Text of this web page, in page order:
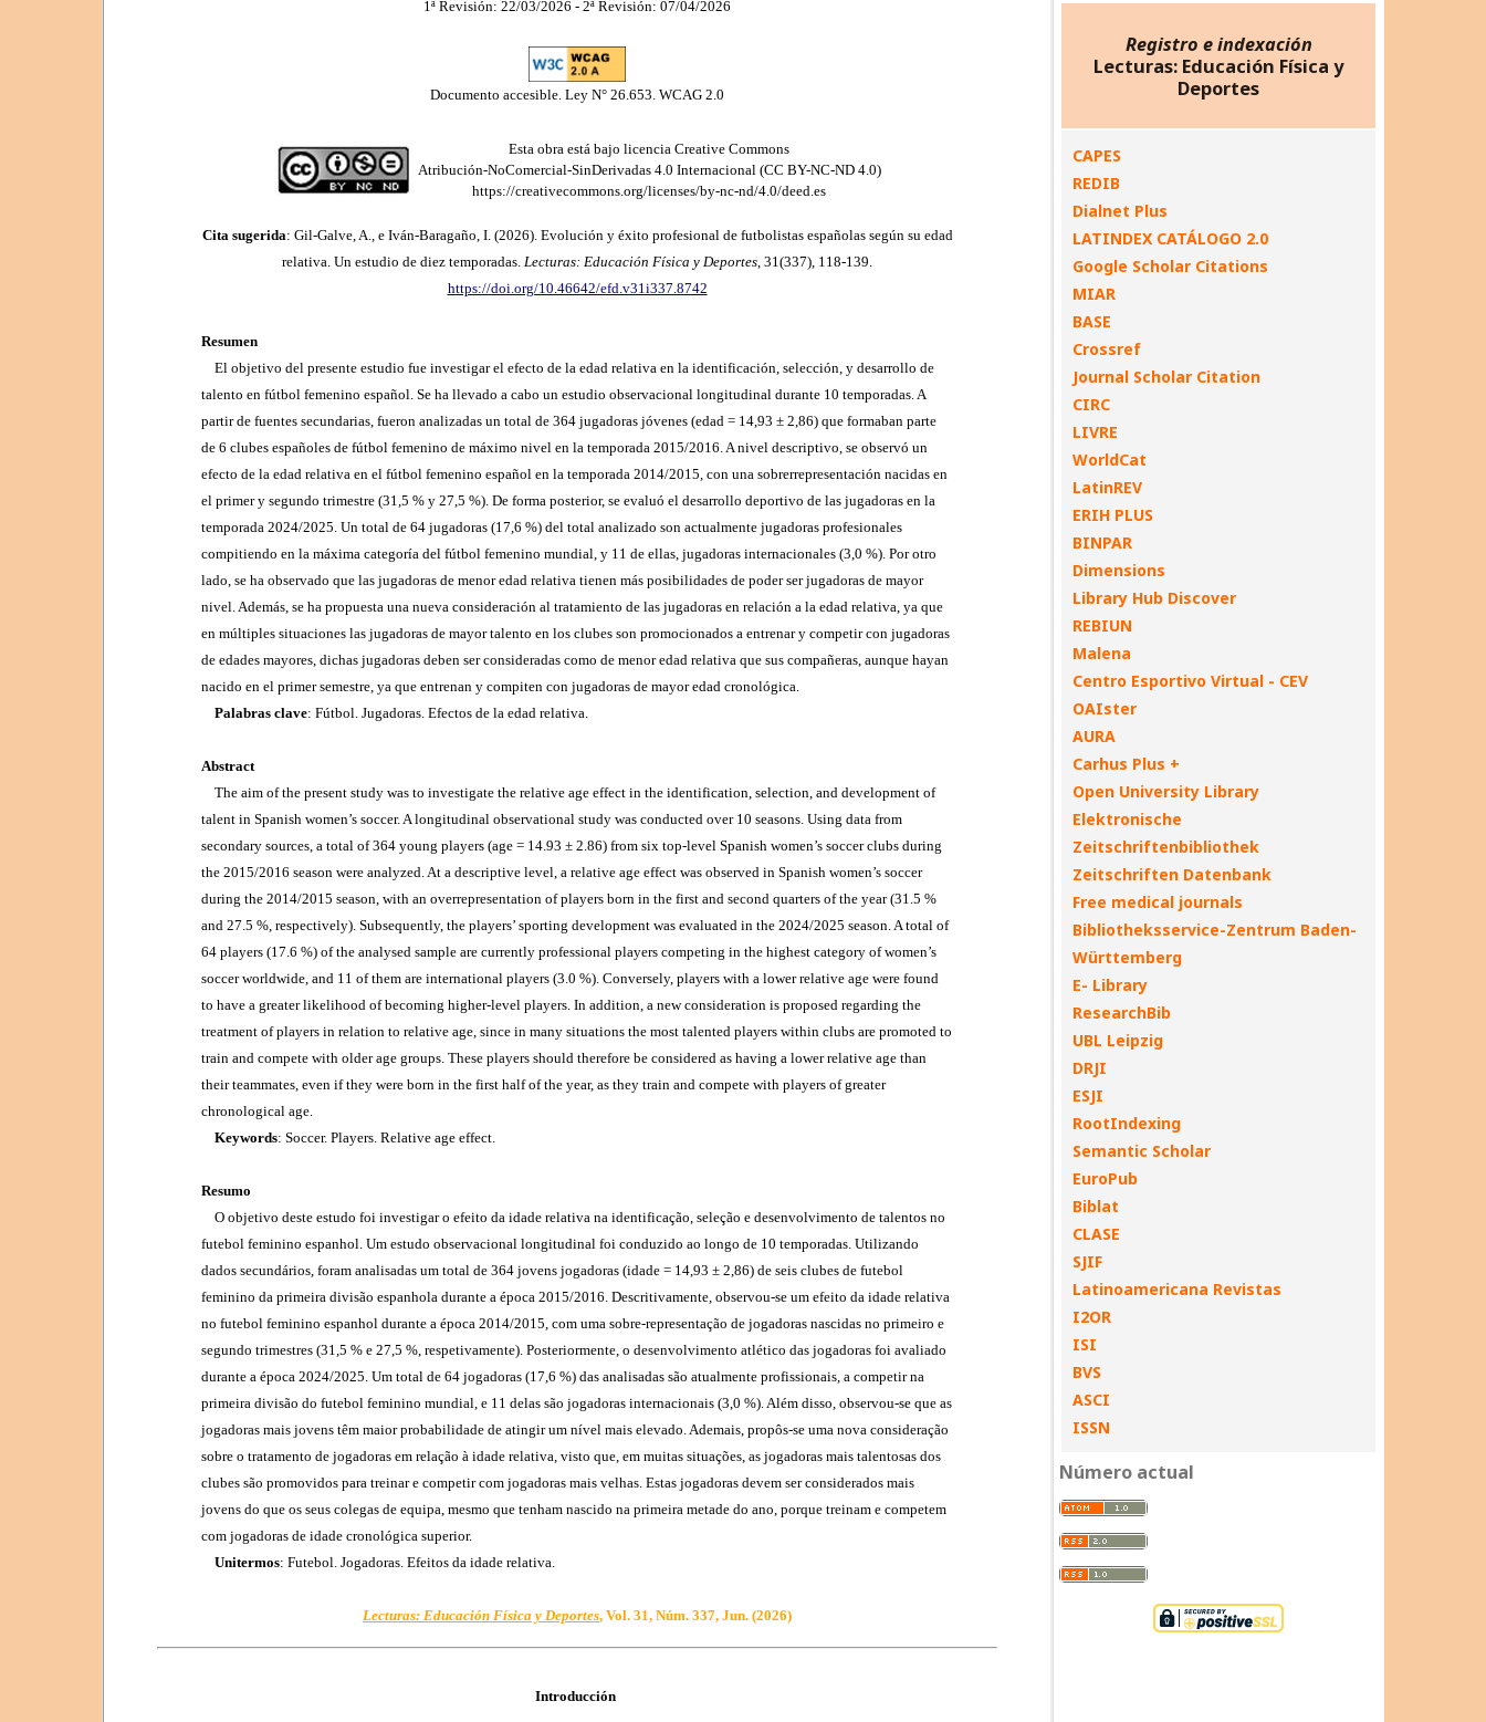
Registro e indexación
Lecturas: Educación Física y
Deportes
CAPES
REDIB
Dialnet Plus
LATINDEX CATÁLOGO 2.0
Google Scholar Citations
MIAR
BASE
Crossref
Journal Scholar Citation
CIRC
LIVRE
WorldCat
LatinREV
ERIH PLUS
BINPAR
Dimensions
Library Hub Discover
REBIUN
Malena
Centro Esportivo Virtual - CEV
OAIster
AURA
Carhus Plus +
Open University Library
Elektronische
Zeitschriftenbibliothek
Zeitschriften Datenbank
Free medical journals
Bibliotheksservice-Zentrum Baden-
Württemberg
E- Library
ResearchBib
UBL Leipzig
DRJI
ESJI
RootIndexing
Semantic Scholar
EuroPub
Biblat
CLASE
SJIF
Latinoamericana Revistas
I2OR
ISI
BVS
ASCI
ISSN
Número actual